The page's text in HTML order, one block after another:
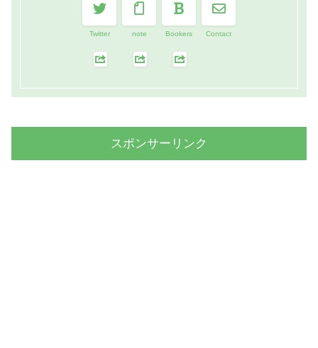
Twitter note Bookers Contact
スポンサーリンク